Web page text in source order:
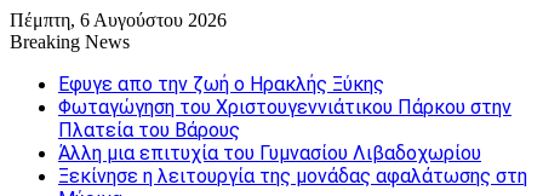
Πέμπτη, 6 Αυγούστου 2026
Breaking News
Εφυγε απο την ζωή o Ηρακλής Ξύκης
Φωταγώγηση του Χριστουγεννιάτικου Πάρκου στην
Πλατεία του Βάρους
Άλλη μια επιτυχία του Γυμνασίου Λιβαδοχωρίου
Ξεκίνησε η λειτουργία της μονάδας αφαλάτωσης στη